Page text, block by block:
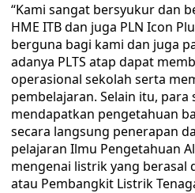
“Kami sangat bersyukur dan
HME ITB dan juga PLN Icon
berguna bagi kami dan juga
adanya PLTS atap dapat
operasional sekolah serta
pembelajaran. Selain itu, para
mendapatkan pengetahuan
secara langsung penerapan
pelajaran Ilmu Pengetahuan
mengenai listrik yang berasal
atau Pembangkit Listrik